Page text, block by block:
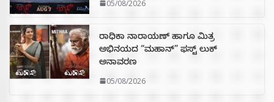
05/08/2026
ರಾಧಿಕಾ ನಾರಾಯಣ್ ಹಾಗೂ ಮಿತ್ರ
ಅಭಿನಯದ “ಮಹಾನ್” ಫಸ್ಟ್ ಲುಕ್
ಅನಾವರಣ
05/08/2026